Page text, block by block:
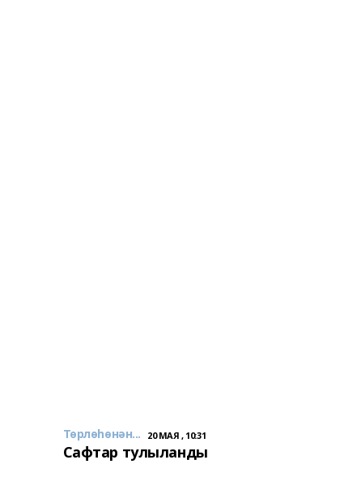
Төрлөһөнән... 20 МАЯ , 10:31
Сафтар тулыланды